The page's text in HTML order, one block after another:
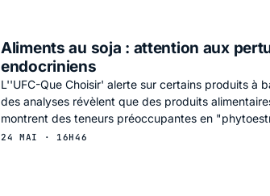
Aliments au soja : attention aux
endocriniens
L''UFC-Que Choisir' alerte sur certains produits à
des analyses révèlent que des produits
montrent des teneurs préoccupantes en
24 MAI · 16H46